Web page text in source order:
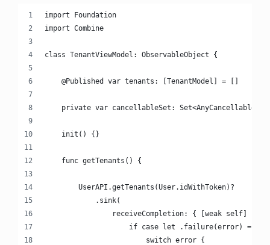
import Foundation
import Combine
class TenantViewModel: ObservableObject {
    @Published var tenants: [TenantModel] = []
private var cancellableSet: Set<AnyCancellable> =
    init() {}
    func getTenants() {
        UserAPI.getTenants(User.idWithToken)?
            .sink(
receiveCompletion: { [weak self]
if case let .failure(error) =
                        switch error {